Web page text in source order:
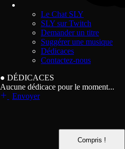
Le Chat SLY
SLY sur Twitch
Demander un titre
Suggérer une musique
Dédicaces
Contactez-nous
● DÉDICACES
Aucune dédicace pour le moment...
Envoyer
Compris !